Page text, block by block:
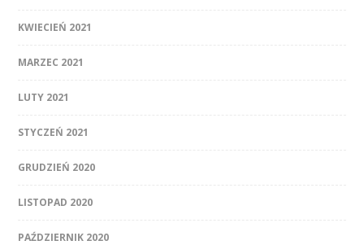
KWIECIEŃ 2021
MARZEC 2021
LUTY 2021
STYCZEŃ 2021
GRUDZIEŃ 2020
LISTOPAD 2020
PAŹDZIERNIK 2020